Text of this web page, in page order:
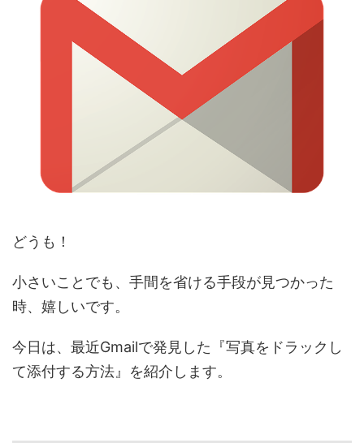
どうも！
小さいことでも、手間を省ける手段が見つかった
時、嬉しいです。
今日は、最近Gmailで発見した『写真をドラックし
て添付する方法』を紹介します。